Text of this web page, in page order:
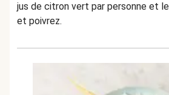
jus de citron vert par personne et
et poivrez.